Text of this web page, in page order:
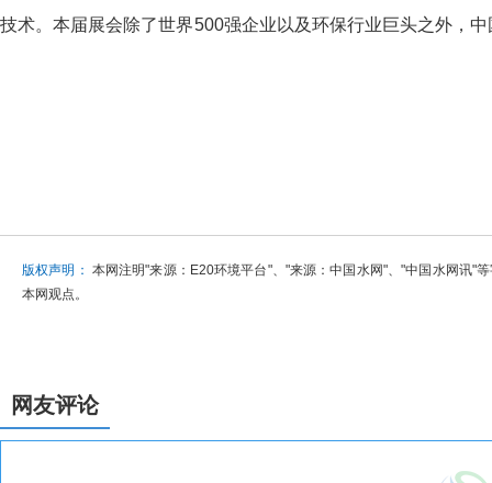
技术。本届展会除了世界500强企业以及环保行业巨头之外，
版权声明： 本网注明"来源：E20环境平台"、"来源：中国水网"、"中国水网讯"
本网观点。
网友评论